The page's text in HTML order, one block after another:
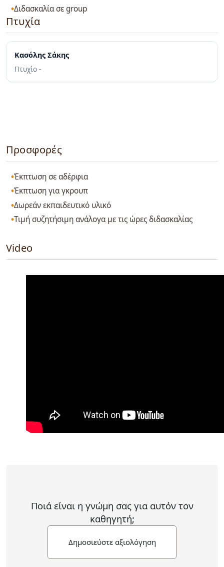
Διδασκαλία σε group
Πτυχία
Κασόλης Σάκης
Πτυχίο -
Προσφορές
Έκπτωση σε αδέρφια
Έκπτωση για γκρουπ
Δωρεάν εκπαιδευτικό υλικό
Τιμή συζητήσιμη ανάλογα με τις ώρες διδασκαλίας
Video
Ποιά είναι η γνώμη σας για αυτόν τον
καθηγητή;
Δημοσιεύστε αξιολόγηση